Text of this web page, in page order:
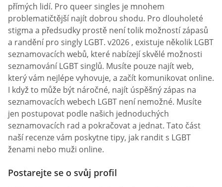
přímých lidí. Pro queer singles je mnohem
problematičtější najít dobrou shodu. Pro dlouholeté
stigma a předsudky prostě není tolik možností zápasů
a randění pro singly LGBT. v2026 , existuje několik LGBT
seznamovacích webů, které nabízejí skvělé možnosti
seznamování LGBT singlů. Musíte pouze najít web,
který vám nejlépe vyhovuje, a začít komunikovat online.
I když to může být náročné, najít úspěšný zápas na
seznamovacích webech LGBT není nemožné. Musíte
jen postupovat podle našich jednoduchých
seznamovacích rad a pokračovat a jednat. Tato část
naší recenze vám poskytne tipy, jak randit s LGBT
ženami nebo muži online.
Postarejte se o svůj profil